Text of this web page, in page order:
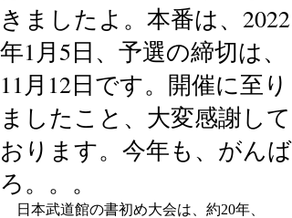
きましたよ。本番は、2022
年1月5日、予選の締切は、
11月12日です。開催に至り
ましたこと、大変感謝して
おります。今年も、がんば
ろ。。。
日本武道館の書初め大会は、約20年、